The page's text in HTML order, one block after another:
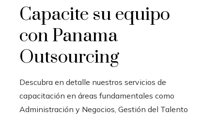
Capacite su equipo
con Panama
Outsourcing
Descubra en detalle nuestros servicios de
capacitación en áreas fundamentales como
Administración y Negocios, Gestión del Talento